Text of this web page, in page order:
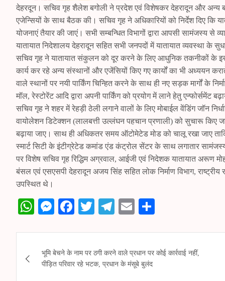
देहरदून। सचिव गृह शैलेश बगोली ने प्रदेश एवं विशेषकर देहरादून और अन्य
एजेन्सियों के साथ बैठक की। सचिव गृह ने अधिकारियों को निर्देश दिए कि
योजनाएं तैयार की जाएं। सभी सम्बन्धित विभागों द्वारा आपसी सामंजस्य से
यातायात निदेशालय देहरादून सहित सभी जनपदों में यातायात व्यवस्था के
सचिव गृह ने यातायात संकुलन को दूर करने के लिए आधुनिक तकनीकों के
कार्य कर रहे अन्य संस्थानों और एजेंसियों किए गए कार्यों का भी अध्ययन
वाले स्थानों पर नयी पार्किंग चिन्हित करने के साथ ही नए सड़क मार्गों के
मॉल, रेस्टोरेंट आदि द्वारा अपनी पार्किंग को प्रयोग में लाने हेतु एन्फोर्समेंट
सचिव गृह ने शहर में रेहड़ी ठेली लगाने वालों के लिए मोबाईल वेंडिंग जॉन
वायोलेशन डिटेक्शन (लालबत्ती उल्लंघन पहचान प्रणाली) को सुचारू किए
बढ़ाया जाए। साथ ही अधिकतर समय ऑटोमेटेड मोड को चालू रखा जाए
स्मार्ट सिटी के इंटीग्रेटेड कमांड एंड कंट्रोल सेंटर के साथ लगातार
पर विशेष सचिव गृह रिद्धिम अग्रवाल, आईजी एवं निदेशक यातायात अरूण
बंसल एवं एसएसपी देहरादून अजय सिंह सहित लोक निर्माण विभाग,
उपस्थित थे।
W
ts
A
pp
M
se
ng
er
Fa
bo
ok
T
tte
r
Te
gr
a
m
E
ail re
navigation
भूमि बेचने के नाम पर ठगी करने वाले प्रधान पर कोई कार्रवाई नहीं,
पीड़ित परिवार रहे भटक, प्रधान के मंसूबे बुलंद